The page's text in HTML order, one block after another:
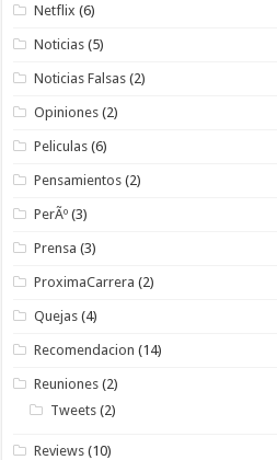
Netflix (6)
Noticias (5)
Noticias Falsas (2)
Opiniones (2)
Peliculas (6)
Pensamientos (2)
PerÃº (3)
Prensa (3)
ProximaCarrera (2)
Quejas (4)
Recomendacion (14)
Reuniones (2)
Tweets (2)
Reviews (10)